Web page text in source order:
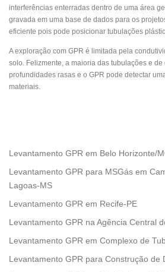
interferências enterradas dentro de uma área
gravada em uma base de dados para os
eficiente pois pode posicionar tubulações
A exploração com GPR é limitada pela
solo. Felizmente, a maioria das tubulações e
profundidades rasas e o GPR pode detectar
materiais.
Levantamento GPR em Belo Horizonte/
Levantamento GPR para MSGás em
Lagoas-MS
Levantamento GPR em Recife-PE
Levantamento GPR na Agência Central
Levantamento GPR em Complexo de
Levantamento GPR para Construção de